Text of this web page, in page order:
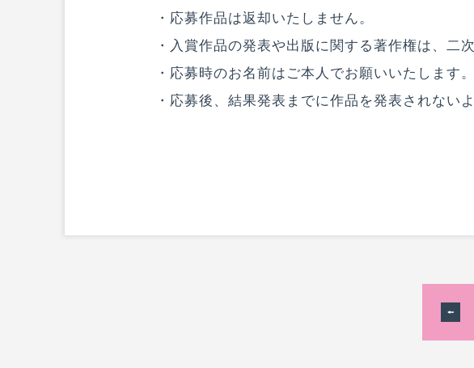
・応募作品は返却いたしません。
・入賞作品の発表や出版に関する著作権は、二
・応募時のお名前はご本人でお願いいたします。
・応募後、結果発表までに作品を発表されない